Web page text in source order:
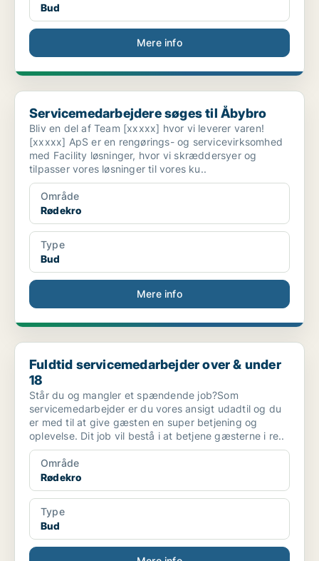
Bud
Mere info
Servicemedarbejdere søges til Åbybro
Servicemedarbejdere søges til Åbybro
Bliv en del af Team [xxxxx] hvor vi leverer varen!
[xxxxx] ApS er en rengørings- og servicevirksomhed
med Facility løsninger, hvor vi skræddersyer og
tilpasser vores løsninger til vores ku..
Område
Rødekro
Type
Bud
Mere info
Fuldtid servicemedarbejder over & under 18
Fuldtid servicemedarbejder over & under
18
Står du og mangler et spændende job?Som
servicemedarbejder er du vores ansigt udadtil og du
er med til at give gæsten en super betjening og
oplevelse. Dit job vil bestå i at betjene gæsterne i re..
Område
Rødekro
Type
Bud